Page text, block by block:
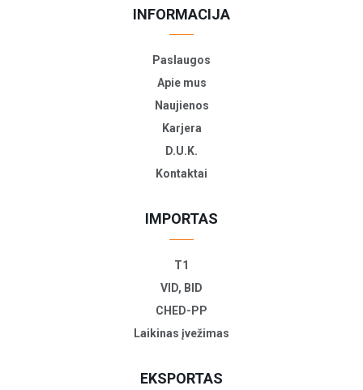
INFORMACIJA
Paslaugos
Apie mus
Naujienos
Karjera
D.U.K.
Kontaktai
IMPORTAS
T1
VID, BID
CHED-PP
Laikinas įvežimas
EKSPORTAS